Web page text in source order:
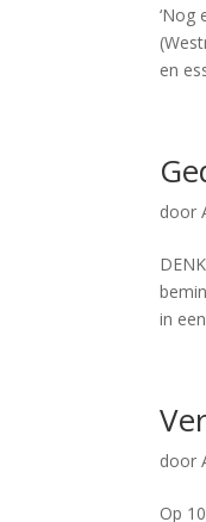
‘Nog
en
door
in
door
Op